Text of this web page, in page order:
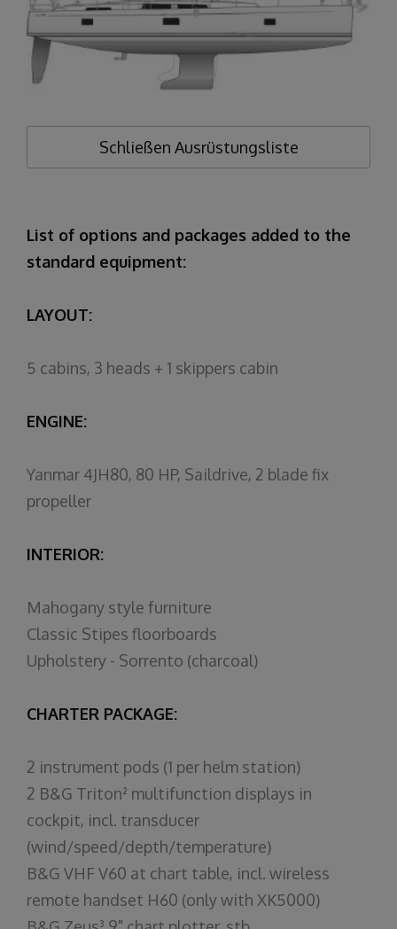
Schließen Ausrüstungsliste
List of options and packages added to the
standard equipment:
LAYOUT:
5 cabins, 3 heads + 1 skippers cabin
ENGINE:
Yanmar 4JH80, 80 HP, Saildrive, 2 blade fix
propeller
INTERIOR:
Mahogany style furniture
Classic Stipes floorboards
Upholstery - Sorrento (charcoal)
CHARTER PACKAGE:
2 instrument pods (1 per helm station)
2 B&G Triton² multifunction displays in
cockpit, incl. transducer
(wind/speed/depth/temperature)
B&G VHF V60 at chart table, incl. wireless
remote handset H60 (only with XK5000)